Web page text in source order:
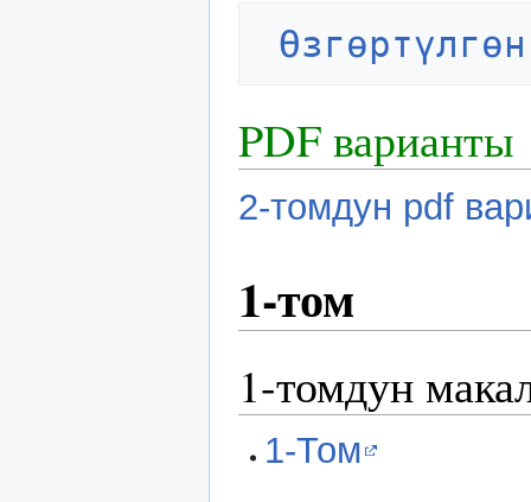
PDF варианты
2-томдун pdf
1-том
1-томдун
1-Том